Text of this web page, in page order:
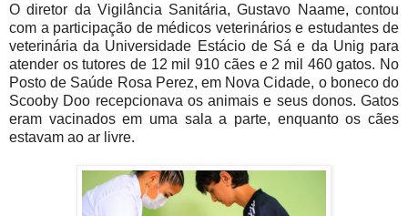
O diretor da Vigilância Sanitária, Gustavo Naame, contou
com a participação de médicos veterinários e estudantes de
veterinária da Universidade Estácio de Sá e da Unig para
atender os tutores de 12 mil 910 cães e 2 mil 460 gatos. No
Posto de Saúde Rosa Perez, em Nova Cidade, o boneco do
Scooby Doo recepcionava os animais e seus donos. Gatos
eram vacinados em uma sala a parte, enquanto os cães
estavam ao ar livre.